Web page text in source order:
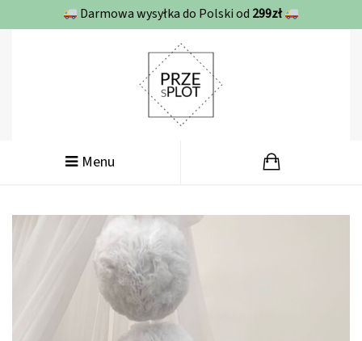
Darmowa wysyłka do Polski od 299zł
Menu